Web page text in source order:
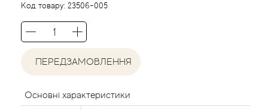
Код товару: 23506-005
ПЕРЕДЗАМОВЛЕННЯ
Основні характеристики
Acqua di Parma
Acqua di Sardegna
Adidas